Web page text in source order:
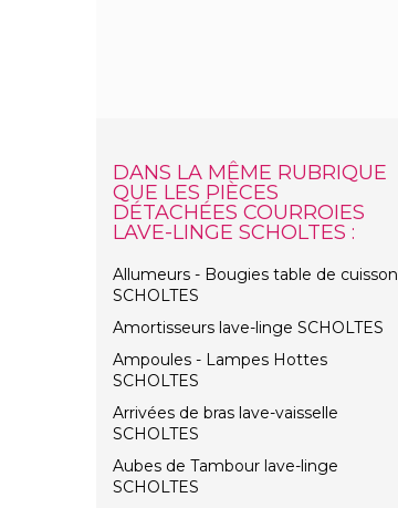
DANS LA MÊME RUBRIQUE
QUE LES PIÈCES
DÉTACHÉES COURROIES
LAVE-LINGE SCHOLTES :
Allumeurs - Bougies table de cuisson
SCHOLTES
Amortisseurs lave-linge SCHOLTES
Ampoules - Lampes Hottes
SCHOLTES
Arrivées de bras lave-vaisselle
SCHOLTES
Aubes de Tambour lave-linge
SCHOLTES